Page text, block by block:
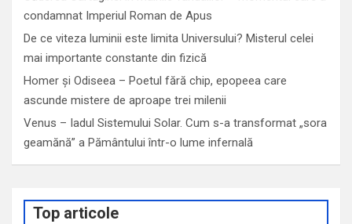
condamnat Imperiul Roman de Apus
De ce viteza luminii este limita Universului? Misterul celei
mai importante constante din fizică
Homer și Odiseea – Poetul fără chip, epopeea care
ascunde mistere de aproape trei milenii
Venus – Iadul Sistemului Solar. Cum s-a transformat „sora
geamănă” a Pământului într-o lume infernală
Top articole